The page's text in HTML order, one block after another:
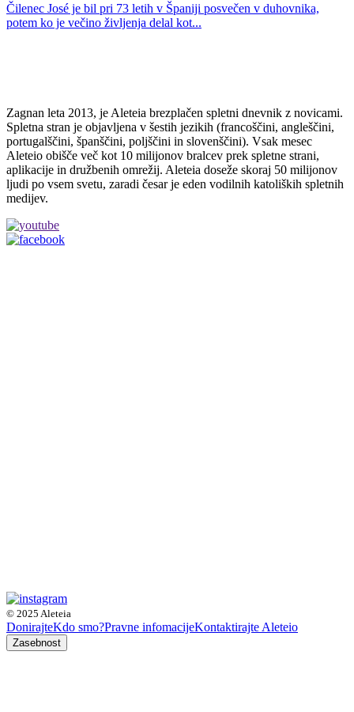
Čilenec José je bil pri 73 letih v Španiji posvečen v duhovnika,
potem ko je večino življenja delal kot...
Zagnan leta 2013, je Aleteia brezplačen spletni dnevnik z novicami.
Spletna stran je objavljena v šestih jezikih (francoščini, angleščini,
portugalščini, španščini, poljščini in slovenščini). Vsak mesec
Aleteio obišče več kot 10 milijonov bralcev prek spletne strani,
aplikacije in družbenih omrežij. Aleteia doseže skoraj 50 milijonov
ljudi po vsem svetu, zaradi česar je eden vodilnih katoliških spletnih
medijev.
© 2025 Aleteia
DonirajteKdo smo?Pravne infomacijeKontaktirajte Aleteio
Zasebnost